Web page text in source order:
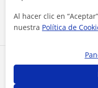
Comparte a este
Al hacer clic en
nuestra Política de